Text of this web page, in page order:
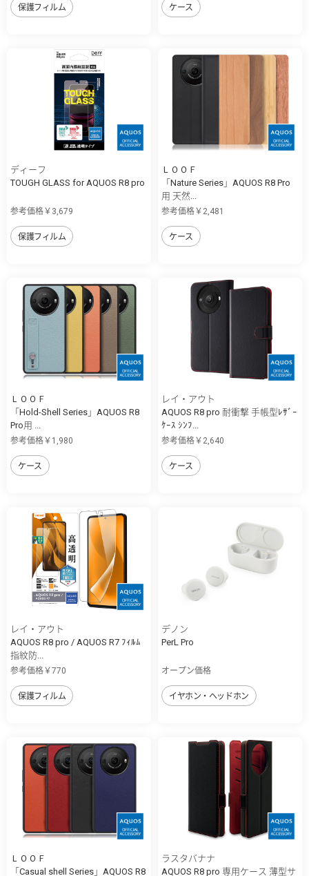
保護フィルム ケース
ディーフ
TOUGH GLASS for AQUOS R8 pro
参考価格￥3,679
保護フィルム
ＬＯＯＦ
「Nature Series」AQUOS R8 Pro
用 天然...
参考価格￥2,481
ケース
ＬＯＯＦ
「Hold-Shell Series」AQUOS R8
Pro用 ...
参考価格￥1,980
ケース
レイ・アウト
AQUOS R8 pro 耐衝撃 手帳型ﾚｻﾞｰ
ｹｰｽ ｼﾝﾌ...
参考価格￥2,640
ケース
レイ・アウト
AQUOS R8 pro / AQUOS R7 ﾌｨﾙﾑ
指紋防...
参考価格￥770
保護フィルム
デノン
PerL Pro
オープン価格
イヤホン・ヘッドホン
ＬＯＯＦ
「Casual shell Series」AQUOS R8
ラスタバナナ
AQUOS R8 pro 専用ケース 薄型サ